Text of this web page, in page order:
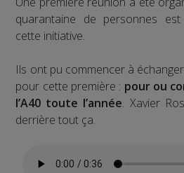
quarantaine de personnes
cette initiative.
Ils ont pu commencer à
pour cette première : pour ou
l’A40 toute l’année. Xavier
derrière tout ça.